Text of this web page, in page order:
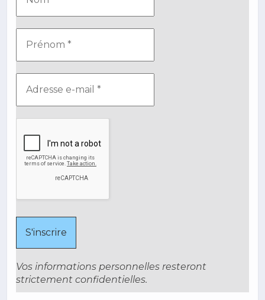
Vos informations personnelles resteront
strictement confidentielles.